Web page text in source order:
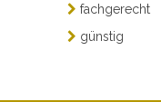
fachgerecht
günstig